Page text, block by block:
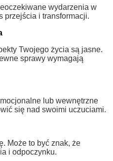
wydarzenia w
przejścia i transformacji.
Twojego życia są jasne.
sprawy wymagają
lub wewnętrzne
się nad swoimi uczuciami.
Może to być znak, że
i odpoczynku.